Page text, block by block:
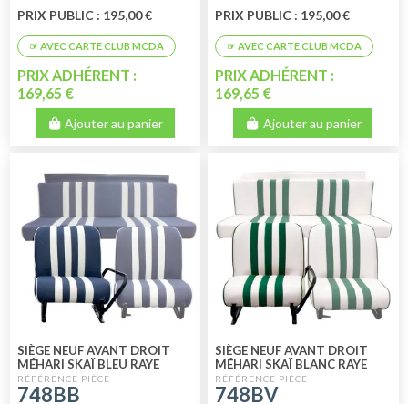
PRIX PUBLIC : 195,00 €
PRIX ADHÉRENT :
169,65 €
Ajouter au panier
PRIX PUBLIC : 195,00 €
PRIX ADHÉRENT :
169,65 €
Ajouter au panier
SIÈGE NEUF AVANT DROIT
MÉHARI SKAÏ BLEU RAYE
BLANC
748BB
SIÈGE NEUF AVANT DROIT
MÉHARI SKAÏ BLANC RAYE
VERT
748BV